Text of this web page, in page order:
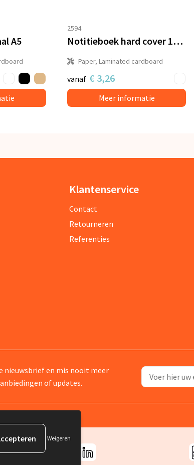
A5
2594
Notitieboek hard cover 100 vellen customized
Paper, Laminated cardboard
vanaf € 3,26
Meer informatie
Klantenservice
Contact
Retourneren
Referenties
nieuwsbrief en mis nooit meer
of updates.
Weigeren